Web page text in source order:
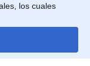
los cuales